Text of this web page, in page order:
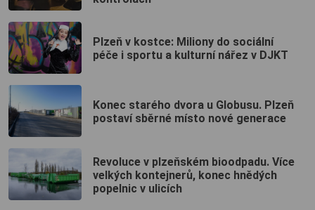
Plzeň v kostce: Miliony do sociální
péče i sportu a kulturní nářez v DJKT
Konec starého dvora u Globusu. Plzeň
postaví sběrné místo nové generace
Revoluce v plzeňském bioodpadu. Více
velkých kontejnerů, konec hnědých
popelnic v ulicích